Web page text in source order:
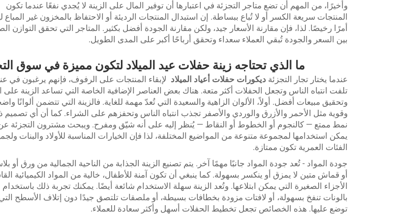
وأخيرًا، من المهم أن تضع متاجر التجزئة في اعتبارها أن توفير المال على الزينة لا يُجدي نفعًا عندما تكون
المنتجات سريعة الكسر أو لا تُباع ببساطة. إن استبدال المنتجات الرديئة أو الاحتفاظ بالمخزون غير
أمرًا رخيصًا. لذا، فإن مقارنة الأسعار جيد، ولكن مقارنة الجودة أفضل بكثير. المتاجر التي تحقق التوازن
بين السعر والجودة تُبقي العملاء سعداء وتحقق أرباحًا أكبر على المدى الطويل.
ما الذي تحتاجه زينة حفلات عيد الميلاد لتكون مميزة في سوق
عندما يختار تجار التجزئة ديكورات حفلات أعياد الميلاد لإبقاء المنتجات على الرفوف، فإنهم يرغبون في
تلفت انتباه الناس وتجعل الحفلات أكثر متعة. هناك بعض العناصر الإضافية الخاصة التي تساعد الزينة على
وتحقيق مبيعات أفضل. أولاً، الألوان الزاهية والسعيدة التي تُعدّ مهمة للغاية. فالزينة التي تتضمن ألوانًا
وقوية مثل الأحمر والأزرق والوردي والأصفر تجذب انتباه الناس وتحفزهم على الشراء. كما أن أي تصميم
نمط ممتع — كالنجوم أو الخطوط أو النقاط — يُنظر إليه على أنه شيّق ومفرح. ويبحث مشترون التجزئة
يمكن استخدامها لمجموعة متنوعة من المواضيع المختلفة، لذا فإن الخيارات المناسبة للأولاد والبنات
الفئات العمرية تكون ممتازة.
جودة المواد - تُعد جودة المواد جانبًا مهمًا آخر. يتم تصنيع الزينة الجذابة من الناحية الجمالية من ورق أو
أو قماش متين لا يمزق أو ينكسر بسهولة. كما ينبغي أن تكون آمنة للأطفال، خالية من المواد الكيميائية
الأجزاء الصغيرة التي يمكن ابتلاعها. وتُعد الزينة سهلة الاستخدام شائعة أيضًا. يمكنك تجربة ذلك باستخدام
بالونات تنفخ بسهولة، أو لافتات مزودة بخطافات بسيطة، أو ملصقات تلتصق جيدًا دون إتلاف الأسطح
توضع عليها. هذه الخصائص تجعل تخطيط الحفلات أسهل وأكثر سعادة للعملاء.